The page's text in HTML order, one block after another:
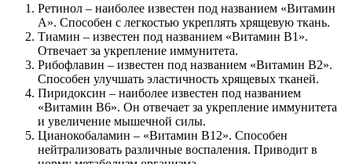
Ретинол – наиболее известен под названием «Витамин
А». Способен с легкостью укреплять хрящевую ткань.
Тиамин – известен под названием «Витамин В1».
Отвечает за укрепление иммунитета.
Рибофлавин – известен под названием «Витамин В2».
Способен улучшать эластичность хрящевых тканей.
Пиридоксин – наиболее известен под названием
«Витамин В6». Он отвечает за укрепление иммунитета
и увеличение мышечной силы.
Цианокобаламин – «Витамин В12». Способен
нейтрализовать различные воспаления. Приводит в